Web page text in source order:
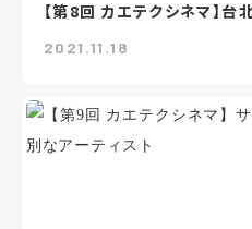
【第8回 カエテクシネマ】台
2021.11.18